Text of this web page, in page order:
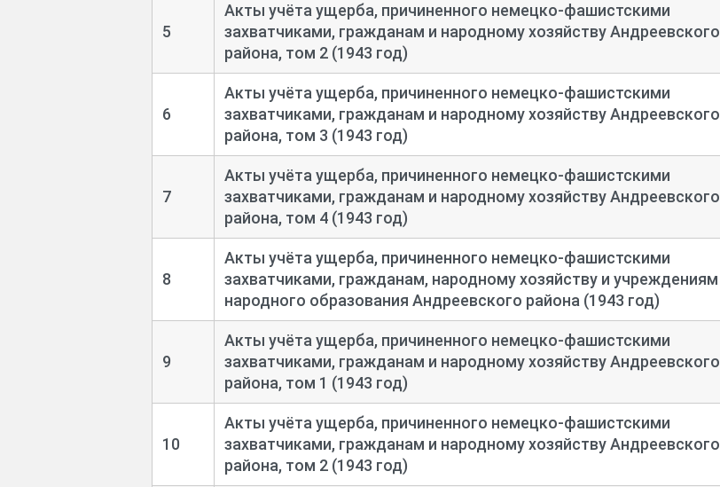
5
Акты учёта ущерба, причиненного немецко-фашистскими
захватчиками, гражданам и народному хозяйству Андреевского
района, том 2 (1943 год)
6
Акты учёта ущерба, причиненного немецко-фашистскими
захватчиками, гражданам и народному хозяйству Андреевского
района, том 3 (1943 год)
7
Акты учёта ущерба, причиненного немецко-фашистскими
захватчиками, гражданам и народному хозяйству Андреевского
района, том 4 (1943 год)
8
Акты учёта ущерба, причиненного немецко-фашистскими
захватчиками, гражданам, народному хозяйству и учреждениям
народного образования Андреевского района (1943 год)
9
Акты учёта ущерба, причиненного немецко-фашистскими
захватчиками, гражданам и народному хозяйству Андреевского
района, том 1 (1943 год)
10
Акты учёта ущерба, причиненного немецко-фашистскими
захватчиками, гражданам и народному хозяйству Андреевского
района, том 2 (1943 год)